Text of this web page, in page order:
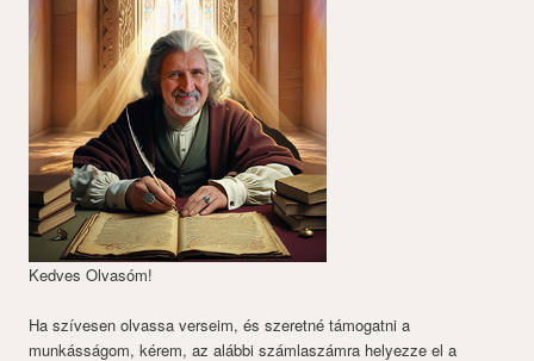
Kedves Olvasóm!
Ha szívesen olvassa verseim, és szeretné támogatni a
munkásságom, kérem, az alábbi számlaszámra helyezze el a